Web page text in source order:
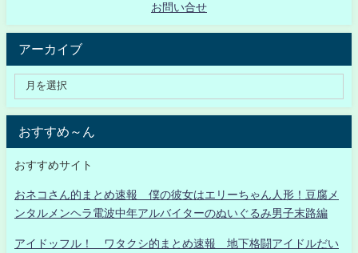
お問い合せ
アーカイブ
おすすめ～ん
おすすめサイト
おネコさん的まとめ速報 僕の彼女はエリーちゃん人形！豆腐メ
ンタルメンヘラ電波中年アルバイターのぬいぐるみ男子末路編
アイドッフル！ ワタクシ的まとめ速報 地下格闘アイドルだい